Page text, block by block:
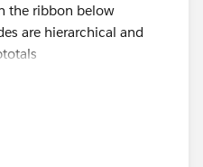
the ribbon below
are hierarchical and
examples and your